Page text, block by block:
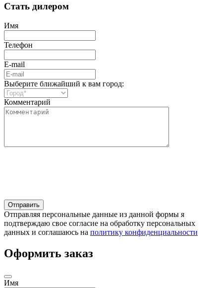
Стать дилером
Имя
Телефон
E-mail
Выберите ближайший к вам город:
Комментарий
Отправляя персональные данные из данной формы я
подтверждаю свое согласие на обработку персональных
данных и соглашаюсь на политику конфиденциальности
Оформить заказ
Имя